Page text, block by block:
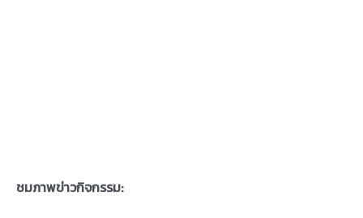
ชมภาพข่าวกิจกรรม: